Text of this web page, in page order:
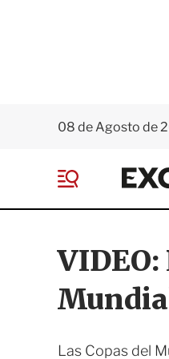
08 de Agosto de
e
Las Copas del